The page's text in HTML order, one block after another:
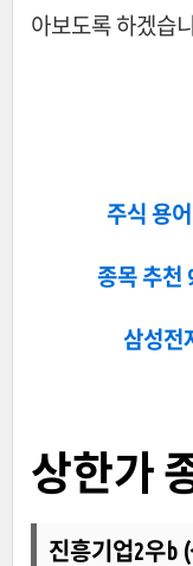
아보도록 하겠습
주식 용
종목 추천
삼성전
상한가
진흥기업2우b